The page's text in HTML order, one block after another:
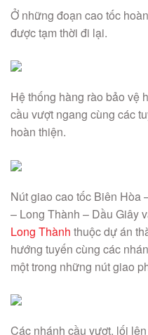
Ở những đoạn cao tốc
được tạm thời đi lại.
Hệ thống hàng rào bảo vệ
cầu vượt ngang cùng các
hoàn thiện.
Nút giao cao tốc Biên Hòa
– Long Thành – Dầu Giây
Long Thành thuộc dự án
hướng tuyến cùng các
một trong những nút giao
Các nhánh cầu vượt, lối